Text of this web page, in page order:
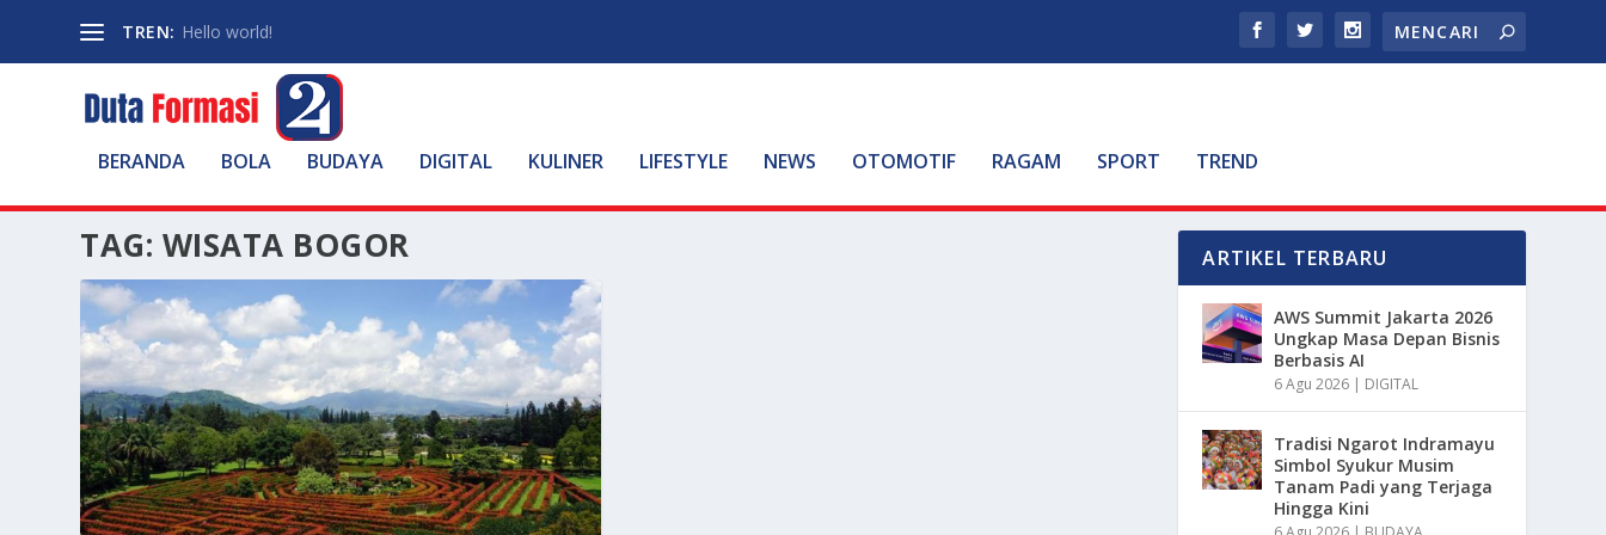
TREN: Hello world!
BERANDA BOLA BUDAYA DIGITAL KULINER LIFESTYLE NEWS OTOMOTIF RAGAM SPORT TREND
TAG: WISATA BOGOR ARTIKEL TERBARU
AWS Summit Jakarta 2026
Ungkap Masa Depan Bisnis
Berbasis AI
6 Agu 2026 | DIGITAL
Tradisi Ngarot Indramayu
Simbol Syukur Musim
Tanam Padi yang Terjaga
Hingga Kini